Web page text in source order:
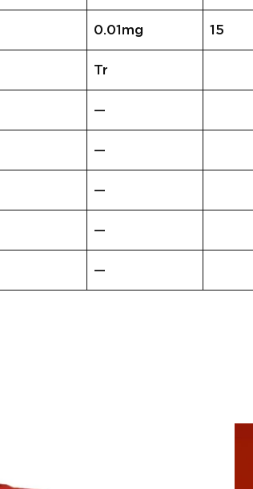
0.01mg 15
Tr
—
—
—
—
—